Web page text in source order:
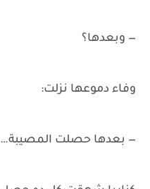
— وبعدها؟
وفاء دموعها نزلت:
— بعدها حصلت المصيبة…